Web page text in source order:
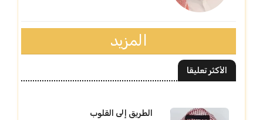
المزيد
الأكثر تعليقا
الطريق إلى القلوب